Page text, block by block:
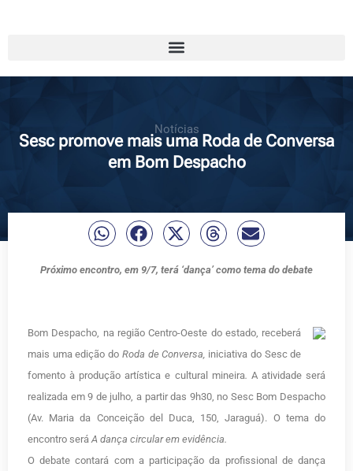
Notícias
Sesc promove mais uma Roda de Conversa
em Bom Despacho
Próximo encontro, em 9/7, terá ‘dança’ como tema do debate
Bom Despacho, na região Centro-Oeste do estado, receberá
mais uma edição do Roda de Conversa, iniciativa do Sesc de
fomento à produção artística e cultural mineira. A atividade será
realizada em 9 de julho, a partir das 9h30, no Sesc Bom Despacho
(Av. Maria da Conceição del Duca, 150, Jaraguá). O tema do
encontro será A dança circular em evidência.
O debate contará com a participação da profissional de dança